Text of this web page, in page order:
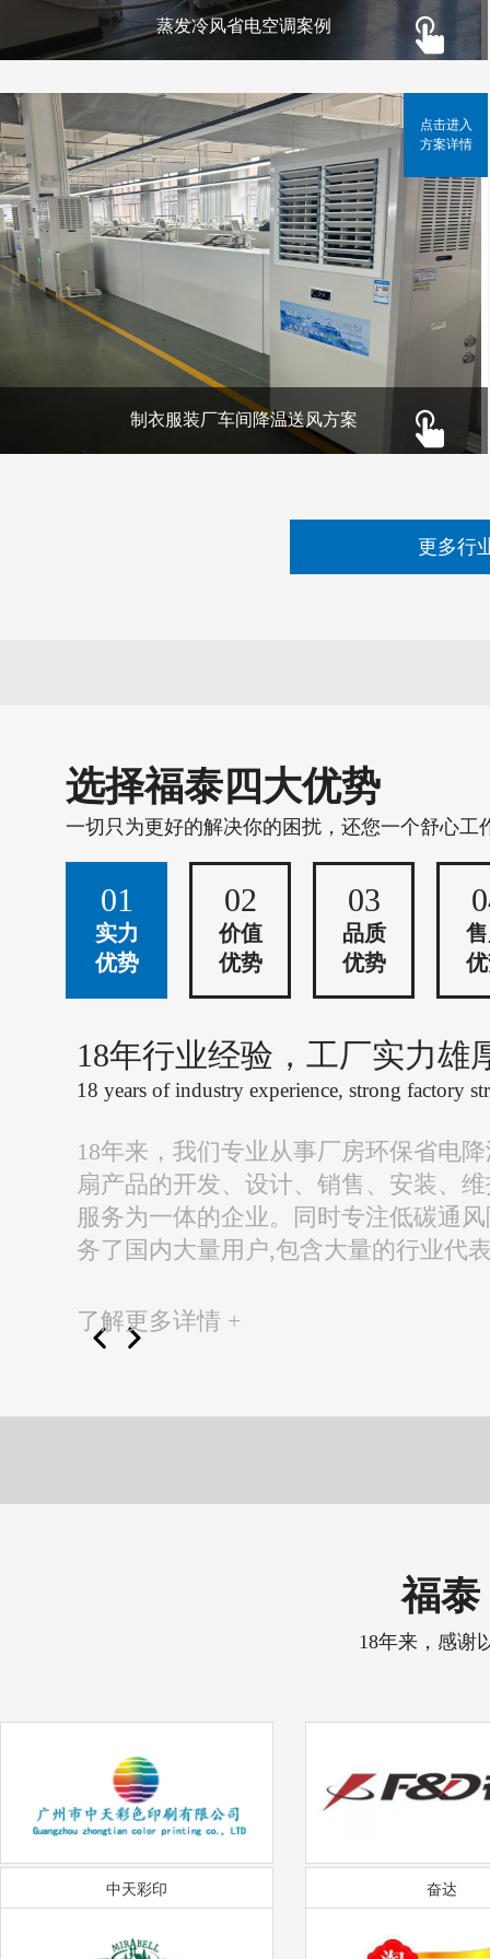
蒸发冷风省电空调案例
制衣服装厂车间降温送风方案
点击进入
方案详情
更多行
选择福泰四大优势
一切只为更好的解决你的困扰，还您一个舒心工
01
实力
优势
02
价值
优势
03
品质
优势
18年行业经验，工厂实力雄
18 years of industry experience, strong factory
18年来，我们专业从事厂房环保省电
扇产品的开发、设计、销售、安装、
服务为一体的企业。同时专注低碳通
务了国内大量用户,包含大量的行业代
了解更多详情 +
福泰
18年来，感谢
中天彩印 奋达